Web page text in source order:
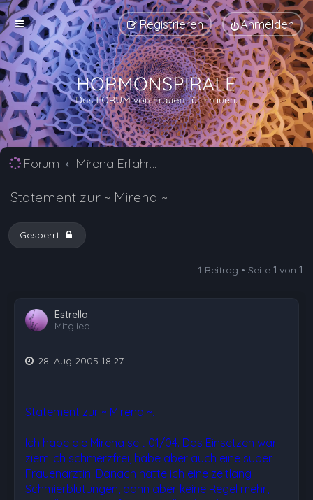
Anmelden
Registrieren
Forum Mirena Erfahrungsberichte und Nebenwirkungen
Statement zur ~ Mirena ~
Gesperrt
1 Beitrag • Seite 1 von 1
Estrella
Mitglied
28. Aug 2005 18:27
Statement zur ~ Mirena ~.
Ich habe die Mirena seit 01/04. Das Einsetzen war
ziemlich schmerzfrei, habe aber auch eine super
Frauenärztin. Danach hatte ich eine zeitlang
Schmierblutungen, dann aber keine Regel mehr,